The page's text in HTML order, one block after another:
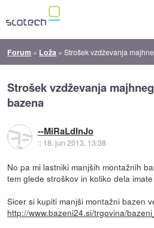
Forum » Loža »Strošek vzdževanja
Strošek vzdževanja
bazena
--MiRaLdInJo
:: 18. jun 2013, 13:38
No pa mi lastniki manjših montažnih
tem glede stroškov in koliko dela
Sicer si kupiti manjši montažni bazen
http://www.bazeni24.si/trgovina/